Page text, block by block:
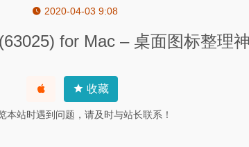
2020-04-03 9:08
for Mac – 桌面图标整理
收藏
本站时遇到问题，请及时与站长联系！
效便捷的屏幕截图工具 2021-09-27
的实时设计输出工具
系列软件通用激活工具 2020-04-01